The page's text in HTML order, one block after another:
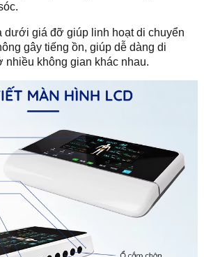
dưới giá đỡ giúp linh hoạt di chuyển
gây tiếng ồn, giúp dễ dàng di
nhiều không gian khác nhau.